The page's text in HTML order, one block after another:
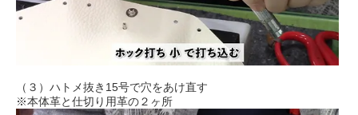
（３）ハトメ抜き15号で穴をあけ直す
※本体革と仕切り用革の２ヶ所